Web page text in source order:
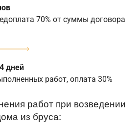
70% от суммы договора
дней
работ, оплата 30%
работ при возведении
из бруса: